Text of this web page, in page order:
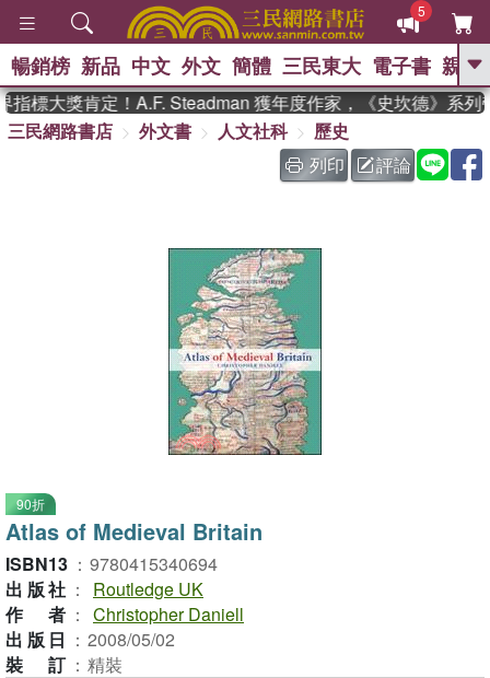
5
GO
熱搜： 東野圭吾 、
、 如果歷史是一群喵 、 暑期
國際布克獎 臺灣漫遊錄 、 方
暢銷榜 新品 中文 外文 簡體 三民東大 電子書 親子
標大獎肯定！A.F. Steadman 獲年度作家，《史坎德》系列
三民網路書店
外文書 人文社科
歷史
列印
評論
90折
Atlas of Medieval Britain
ISBN13 ： 9780415340694
出版社 ：
Routledge UK
作者 ： Christopher Daniell
出版日 ： 2008/05/02
裝訂 ： 精裝